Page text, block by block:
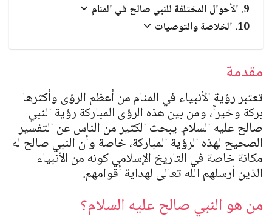
الأحوال المختلفة للنبي صالح في المنام
الخلاصة والتوصيات
مقدمة
تعتبر رؤية الأنبياء في المنام من أعظم الرؤى وأكثرها
بركة وخيراً، ومن بين هذه الرؤى المباركة رؤية النبي
صالح عليه السلام. يبحث الكثير من الناس عن التفسير
الصحيح لهذه الرؤية المباركة، خاصة وأن النبي صالح له
مكانة خاصة في التاريخ الإسلامي كونه من الأنبياء
الذين أرسلهم الله تعالى لهداية أقوامهم.
من هو النبي صالح عليه السلام؟